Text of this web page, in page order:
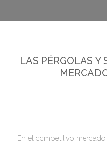
LAS PÉRGOLAS Y
En el competitivo